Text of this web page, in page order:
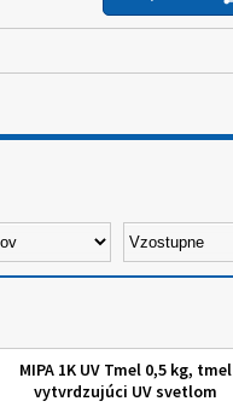
MIPA 1K UV Tmel 0,5 kg, tmel
vytvrdzujúci UV svetlom